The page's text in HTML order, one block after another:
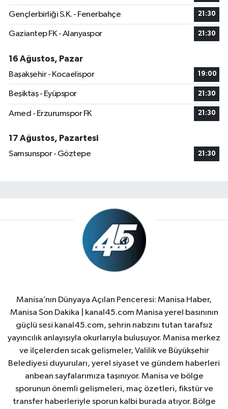
Gençlerbirliği S.K. - Fenerbahçe 21:30
Gaziantep FK - Alanyaspor 21:30
16 Ağustos, Pazar
Başakşehir - Kocaelispor
19:00
Beşiktaş - Eyüpspor 21:30
Amed - Erzurumspor FK 21:30
17 Ağustos, Pazartesi
Samsunspor - Göztepe
21:30
Manisa’nın Dünyaya Açılan Penceresi: Manisa Haber,
Manisa Son Dakika | kanal45.com Manisa yerel basınının
güçlü sesi kanal45.com, şehrin nabzını tutan tarafsız
yayıncılık anlayışıyla okurlarıyla buluşuyor. Manisa merkez
ve ilçelerden sıcak gelişmeler, Valilik ve Büyükşehir
Belediyesi duyuruları, yerel siyaset ve gündem haberleri
anbean sayfalarımıza taşınıyor. Manisa ve bölge
sporunun önemli gelişmeleri, maç özetleri, fikstür ve
transfer haberleriyle sporun kalbi burada atıyor. Bölge